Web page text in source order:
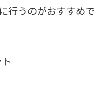
行うのがおすすめで